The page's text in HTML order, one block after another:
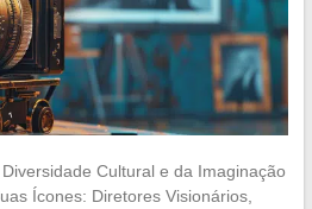
Cultural e da Imaginação
Ícones: Diretores Visionários,